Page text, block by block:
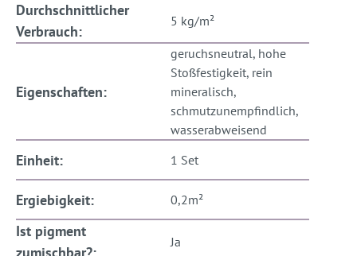
Durchschnittlicher
Verbrauch:
5 kg/m²
Eigenschaften:
geruchsneutral, hohe
Stoßfestigkeit, rein
mineralisch,
schmutzunempfindlich,
wasserabweisend
Einheit: 1 Set
Ergiebigkeit: 0,2m²
Ist pigment
Ja